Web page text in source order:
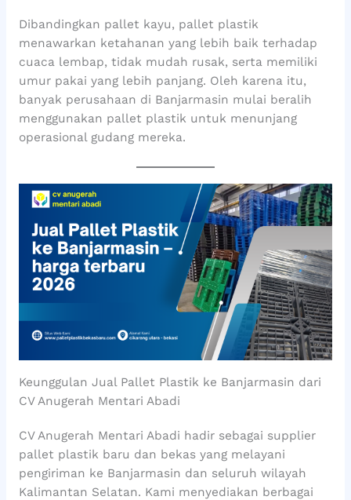
Dibandingkan pallet kayu, pallet plastik
menawarkan ketahanan yang lebih baik terhadap
cuaca lembap, tidak mudah rusak, serta memiliki
umur pakai yang lebih panjang. Oleh karena itu,
banyak perusahaan di Banjarmasin mulai beralih
menggunakan pallet plastik untuk menunjang
operasional gudang mereka.
Keunggulan Jual Pallet Plastik ke Banjarmasin dari
CV Anugerah Mentari Abadi
CV Anugerah Mentari Abadi hadir sebagai supplier
pallet plastik baru dan bekas yang melayani
pengiriman ke Banjarmasin dan seluruh wilayah
Kalimantan Selatan. Kami menyediakan berbagai